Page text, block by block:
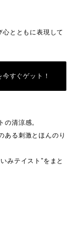
心とともに表現して
すぐゲット！
の清涼感。
ある刺激とほんのり
みテイスト”をまと